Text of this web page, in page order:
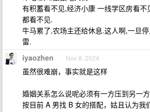
有积蓄看不见,经济小康 一线学区房看不
都看不见.
牛马累了,农场主还给休息.这人啊,一旦
雷.
iyaozhen Nov 8, 2024
虽然很难崩，事实就是这样
婚姻关系怎么说呢必须有一方压到另一方
按目前 A 男找 B 女的搭配，姑且认为我